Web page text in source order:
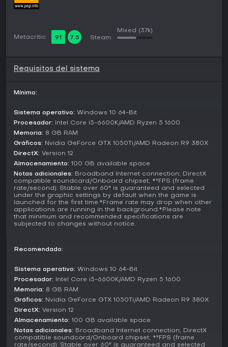
Los Ghost battles recrean estilos de juego propios o ajenos
La personalización de personajes permite modificar la
apariencia de los luchadores, añadiendo un toque creativo
Updates and Current State
actualizaciones. Season 3, lanzada hace poco, trae
responder al feedback de la comunidad, con un enfoque
"back to basics" tras los problemas de Season 2 en 2025.
jugadores ha cambiado por preocupaciones de balance y
la salida del director de la serie Katsuhiro Harada a finales
de 2025.
¿Merece la pena?
Tekken 8 es ideal para fans de los fighting games que
buscan mecánicas profundas y juego online competitivo,
sobre todo por sus controles accesibles para nuevos
jugadores. Las reseñas iniciales elogiaron sus gráficos,
muestra descontento con el balance y las actualizaciones,
especialmente entre veteranos. Si buscas un fighter pulido
con soporte continuo, sigue siendo una buena opción, pero
quienes notan los cambios en el meta podrían esperar más
Metacritic: 91 7.5 Steam:
Mixed (37k)
Requisitos del sistema
Mínimo:
Sistema operativo: Windows 10 64-Bit
Procesador: Intel Core i5-6600K/AMD Ryzen 5 1600
Memoria: 8 GB RAM
Gráficos: Nvidia GeForce GTX 1050Ti/AMD Radeon R9 380X
DirectX: Version 12
Almacenamiento: 100 GB available space
Notas adicionales: Broadband Internet connection; DirectX
compatible soundcard/Onboard chipset; *"FPS (frame
rate/second): Stable over 60" is guaranteed and selected
under the graphic settings by default when the game is
launched for the first time.*Frame rate may drop when other
applications are running in the background.*Please note
that minimum and recommended specifications are
subjected to changes without notice.
Recomendado:
Sistema operativo: Windows 10 64-Bit
Procesador: Intel Core i5-6600K/AMD Ryzen 5 1600
Memoria: 8 GB RAM
Gráficos: Nvidia GeForce GTX 1050Ti/AMD Radeon R9 380X
DirectX: Version 12
Almacenamiento: 100 GB available space
Notas adicionales: Broadband Internet connection; DirectX
compatible soundcard/Onboard chipset; *"FPS (frame
rate/second): Stable over 60" is guaranteed and selected